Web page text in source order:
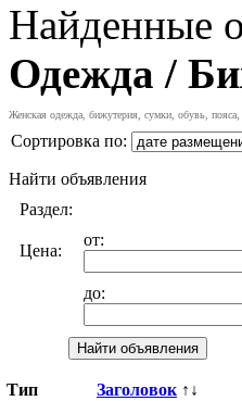
Найденные
Одежда /
Женская одежда, бижутерия, сумки, обувь, пояса,
Сортировка по:
Найти объявления
Раздел:
Цена:
от:
до:
Тип Заголовок ↑↓